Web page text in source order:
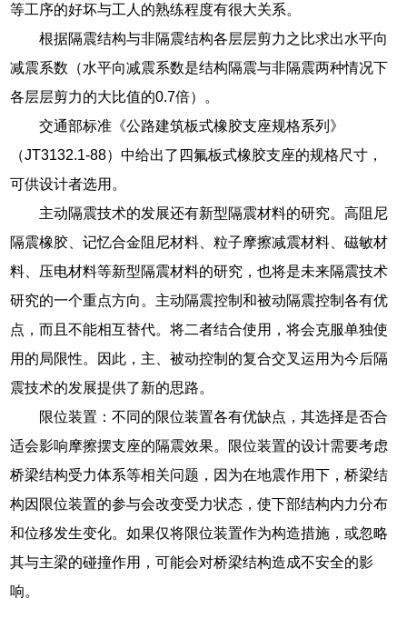
等工序的好坏与工人的熟练程度有很大关系。
根据隔震结构与非隔震结构各层层剪力之比求出水平向
减震系数（水平向减震系数是结构隔震与非隔震两种情况下
各层层剪力的大比值的0.7倍）。
交通部标准《公路建筑板式橡胶支座规格系列》
（JT3132.1-88）中给出了四氟板式橡胶支座的规格尺寸，
可供设计者选用。
主动隔震技术的发展还有新型隔震材料的研究。高阻尼
隔震橡胶、记忆合金阻尼材料、粒子摩擦减震材料、磁敏材
料、压电材料等新型隔震材料的研究，也将是未来隔震技术
研究的一个重点方向。主动隔震控制和被动隔震控制各有优
点，而且不能相互替代。将二者结合使用，将会克服单独使
用的局限性。因此，主、被动控制的复合交叉运用为今后隔
震技术的发展提供了新的思路。
限位装置：不同的限位装置各有优缺点，其选择是否合
适会影响摩擦摆支座的隔震效果。限位装置的设计需要考虑
桥梁结构受力体系等相关问题，因为在地震作用下，桥梁结
构因限位装置的参与会改变受力状态，使下部结构内力分布
和位移发生变化。如果仅将限位装置作为构造措施，或忽略
其与主梁的碰撞作用，可能会对桥梁结构造成不安全的影
响。